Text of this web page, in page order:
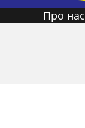
Про нас